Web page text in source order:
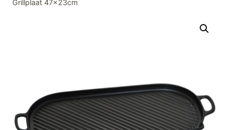
Grillplaat 47x23cm